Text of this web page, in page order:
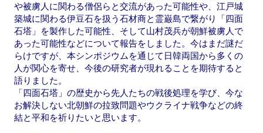
や被虜人に関わる僧侶らと交流があった可能性や、江戸城
築城に関わる伊豆石を扱う石材商と霊巌島で繋がり「四面
石塔」を製作した可能性、そして山村茂兵が朝鮮被虜人で
あった可能性などについて報告をしました。今はまだ謎だ
らけですが、本シンポジウムを通じて日韓両国から多くの
人が関心を寄せ、今後の研究者が現れることを期待すると
語りました。
「四面石塔」の歴史から先人たちの戦後処理を学び、今な
お解決しない北朝鮮の拉致問題やウクライナ戦争などの終
結と平和を祈りたいと思います。